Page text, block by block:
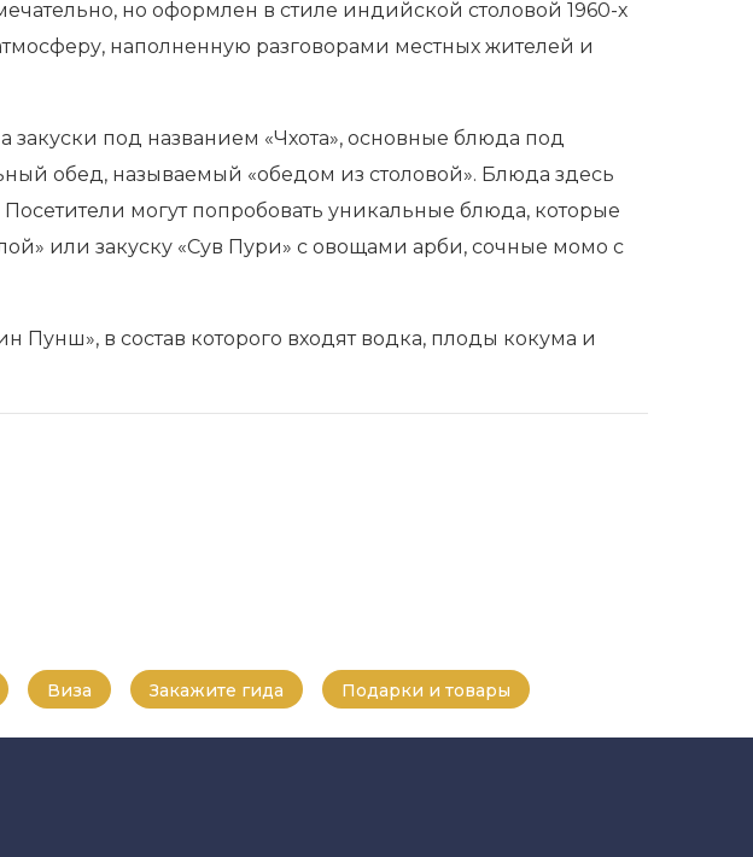
но оформлен в стиле индийской столовой 1960-х
наполненную разговорами местных жителей и
под названием «Чхота», основные блюда под
обед, называемый «обедом из столовой». Блюда здесь
могут попробовать уникальные блюда, которые
или закуску «Сув Пури» с овощами арби, сочные момо с
в состав которого входят водка, плоды кокума и
Виза Закажите гида Подарки и товары